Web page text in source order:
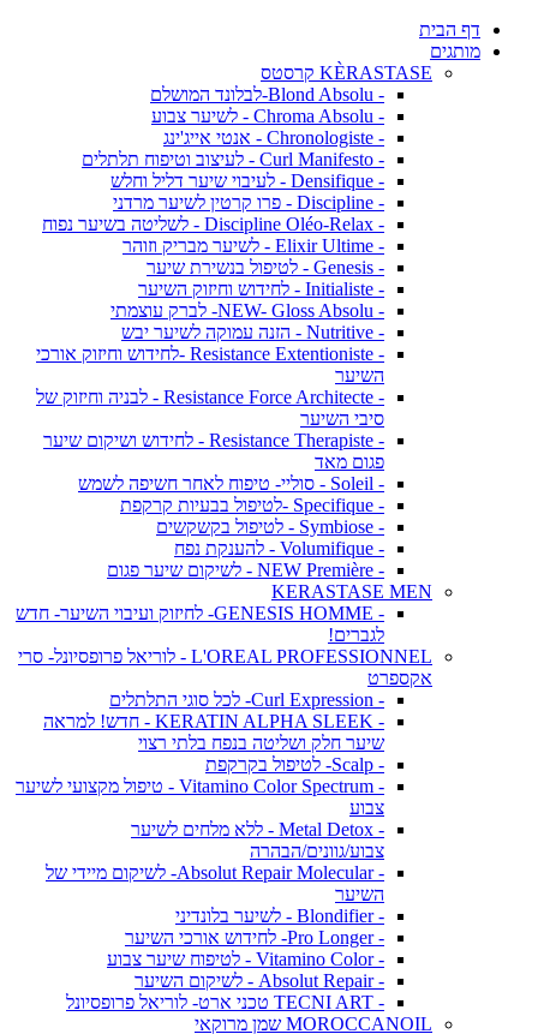
דף הבית
מותגים
KÈRASTASE קרסטס
- Blond Absolu-לבלונד המושלם
- Chroma Absolu - לשיער צבוע
- Chronologiste - אנטי אייג'ינג
- Curl Manifesto - לעיצוב וטיפוח תלתלים
- Densifique - לעיבוי שיער דליל וחלש
- Discipline - פרו קרטין לשיער מרדני
- Discipline Oléo-Relax - לשליטה בשיער נפוח
- Elixir Ultime - לשיער מבריק וזוהר
- Genesis - לטיפול בנשירת שיער
- Initialiste - לחידוש וחיזוק השיער
- NEW- Gloss Absolu- לברק עוצמתי
- Nutritive - הזנה עמוקה לשיער יבש
- Resistance Extentioniste -לחידוש וחיזוק אורכי
השיער
- Resistance Force Architecte - לבניה וחיזוק של
סיבי השיער
- Resistance Therapiste - לחידוש ושיקום שיער
פגום מאד
- Soleil - סוליי- טיפוח לאחר חשיפה לשמש
- Specifique -לטיפול בבעיות קרקפת
- Symbiose - לטיפול בקשקשים
- Volumifique - להענקת נפח
- NEW Première - לשיקום שיער פגום
KERASTASE MEN
- GENESIS HOMME- לחיזוק ועיבוי השיער- חדש
לגברים!
L'OREAL PROFESSIONNEL - לוריאל פרופסיונל- סרי
אקספרט
- Curl Expression- לכל סוגי התלתלים
- KERATIN ALPHA SLEEK - חדש! למראה
שיער חלק ושליטה בנפח בלתי רצוי
- Scalp- לטיפול בקרקפת
- Vitamino Color Spectrum - טיפול מקצועי לשיער
צבוע
- Metal Detox - ללא מלחים לשיער
צבוע/גוונים/הבהרה
- Absolut Repair Molecular- לשיקום מיידי של
השיער
- Blondifier - לשיער בלונדיני
- Pro Longer- לחידוש אורכי השיער
- Vitamino Color - לטיפוח שיער צבוע
- Absolut Repair - לשיקום השיער
- TECNI ART טכני ארט- לוריאל פרופסיונל
MOROCCANOIL שמן מרוקאי